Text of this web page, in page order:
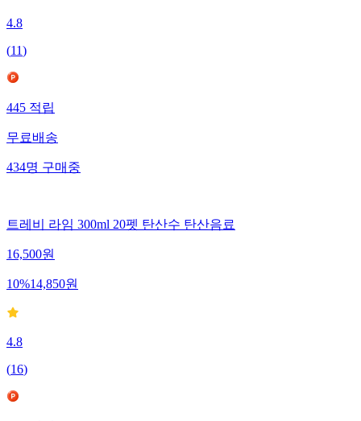
4.8
(11)
445 적립
무료배송
434명 구매중
트레비 라임 300ml 20펫 탄산수 탄산음료
16,500원
10%14,850원
4.8
(16)